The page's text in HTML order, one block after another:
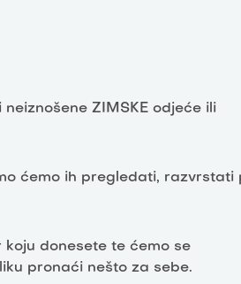
ZIMSKE odjeće ili
ćemo ih pregledati, razvrstati
donesete te ćemo se
pronaći nešto za sebe.